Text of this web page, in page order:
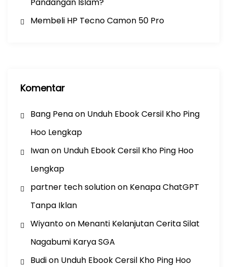
Membeli HP Tecno Camon 50 Pro
Komentar
Bang Penaon Unduh Ebook Cersil Kho Ping
Hoo Lengkap
Iwanon Unduh Ebook Cersil Kho Ping Hoo
Lengkap
partner tech solutionon Kenapa ChatGPT
Tanpa Iklan
Wiyantoon Menanti Kelanjutan Cerita Silat
Nagabumi Karya SGA
Budion Unduh Ebook Cersil Kho Ping Hoo